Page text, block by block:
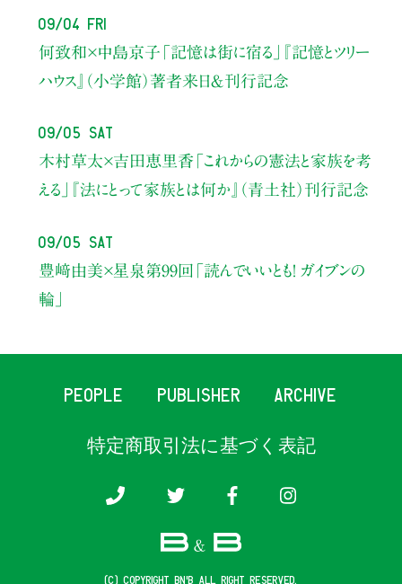
09/04 Fri
何致和×中島京子 「記憶は街に宿る」
『記憶とツリー
ハウス』（小学館）著者来日＆刊行記念
09/05 Sat
木村草太×吉田恵里香 「これからの憲法と家族を考
える」
『法にとって家族とは何か』（青土社）刊行記念
09/05 Sat
豊﨑由美×星泉 第99回「読んでいいとも！ ガイブンの
輪」
PEOPLE PUBLISHER ARCHIVE
特定商取引法に基づく表記
(c) COPYRIGHT B&B ALL RIGHT RESERVED.